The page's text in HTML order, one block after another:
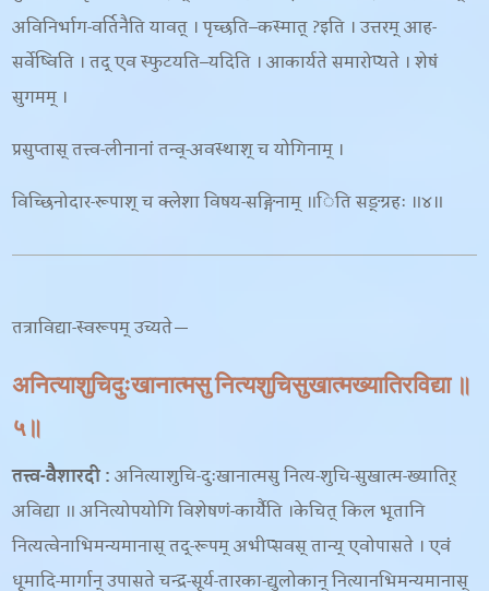
अविनिर्भाग-वर्तिनैति यावत् । पृच्छति–कस्मात्?इति । उत्तरम् आह-
सर्वेष्विति । तद् एव स्फुटयति–यदिति । आकार्यते समारोप्यते । शेषं
सुगमम् ।
प्रसुप्तास् तत्त्व-लीनानां तन्व्-अवस्थाश् च योगिनाम् ।
विच्छिनोदार-रूपाश् च क्लेशा विषय-सङ्गिनाम् ॥िति सङ्ग्रहः ॥४॥
तत्राविद्या-स्वरूपम् उच्यते—
अनित्याशुचिदुःखानात्मसु नित्यशुचिसुखात्मख्यातिरविद्या ॥
५॥
तत्त्व-वैशारदी:अनित्याशुचि-दुःखानात्मसु नित्य-शुचि-सुखात्म-ख्यातिर्
अविद्या ॥ अनित्योपयोगि विशेषणं-कार्यैति ।केचित् किल भूतानि
नित्यत्वेनाभिमन्यमानास् तद्-रूपम् अभीप्सवस् तान्य् एवोपासते । एवं
धूमादि-मार्गान् उपासते चन्द्र-सूर्य-तारका-द्युलोकान् नित्यानभिमन्यमानास्